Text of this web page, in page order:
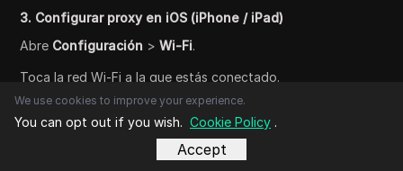
3. Configurar proxy en iOS (iPhone / iPad)
Abre Configuración >Wi-Fi.
Toca la red Wi-Fi a la que estás conectado.
Desplácese hacia abajo hasta la sección
seleccione Manualparaocultar su dirección IP
dirección IP del servidor proxy
We use cookies to improve your experience.
You can opt out if you wish. Cookie Policy .
Accept